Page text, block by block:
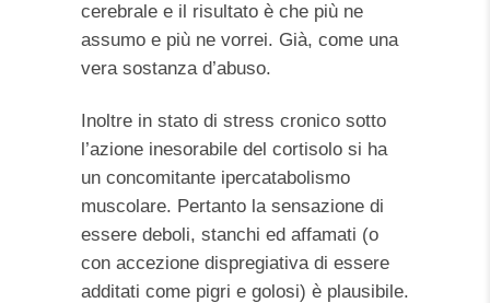
cerebrale e il risultato è che più ne
assumo e più ne vorrei. Già, come una
vera sostanza d’abuso.
Inoltre in stato di stress cronico sotto
l’azione inesorabile del cortisolo si ha
un concomitante ipercatabolismo
muscolare. Pertanto la sensazione di
essere deboli, stanchi ed affamati (o
con accezione dispregiativa di essere
additati come pigri e golosi) è plausibile.